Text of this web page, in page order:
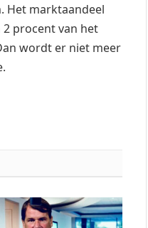
Het marktaandeel
2 procent van het
wordt er niet meer